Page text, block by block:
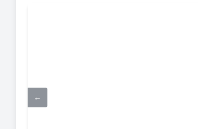
←